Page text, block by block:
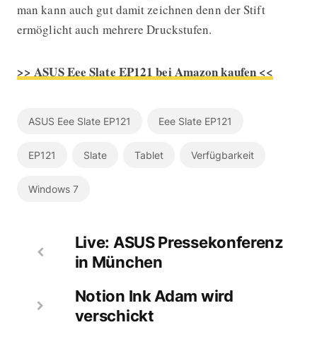
man kann auch gut damit zeichnen denn der Stift
ermöglicht auch mehrere Druckstufen.
>> ASUS Eee Slate EP121 bei Amazon kaufen <<
ASUS Eee Slate EP121 Eee Slate EP121
EP121 Slate Tablet Verfügbarkeit
Windows 7
Live: ASUS Pressekonferenz
in München
Notion Ink Adam wird
verschickt